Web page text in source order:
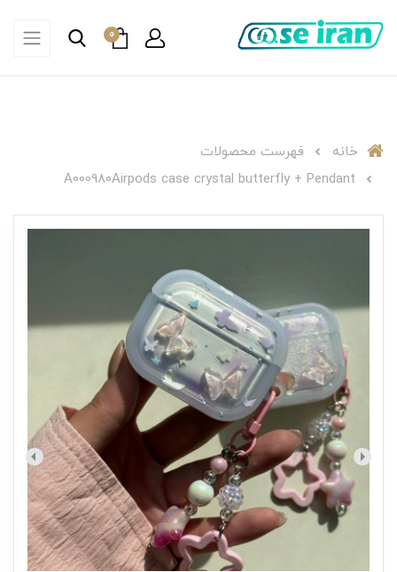
0
خانه
فهرست محصولات
A000980Airpods case crystal butterfly + Pendant